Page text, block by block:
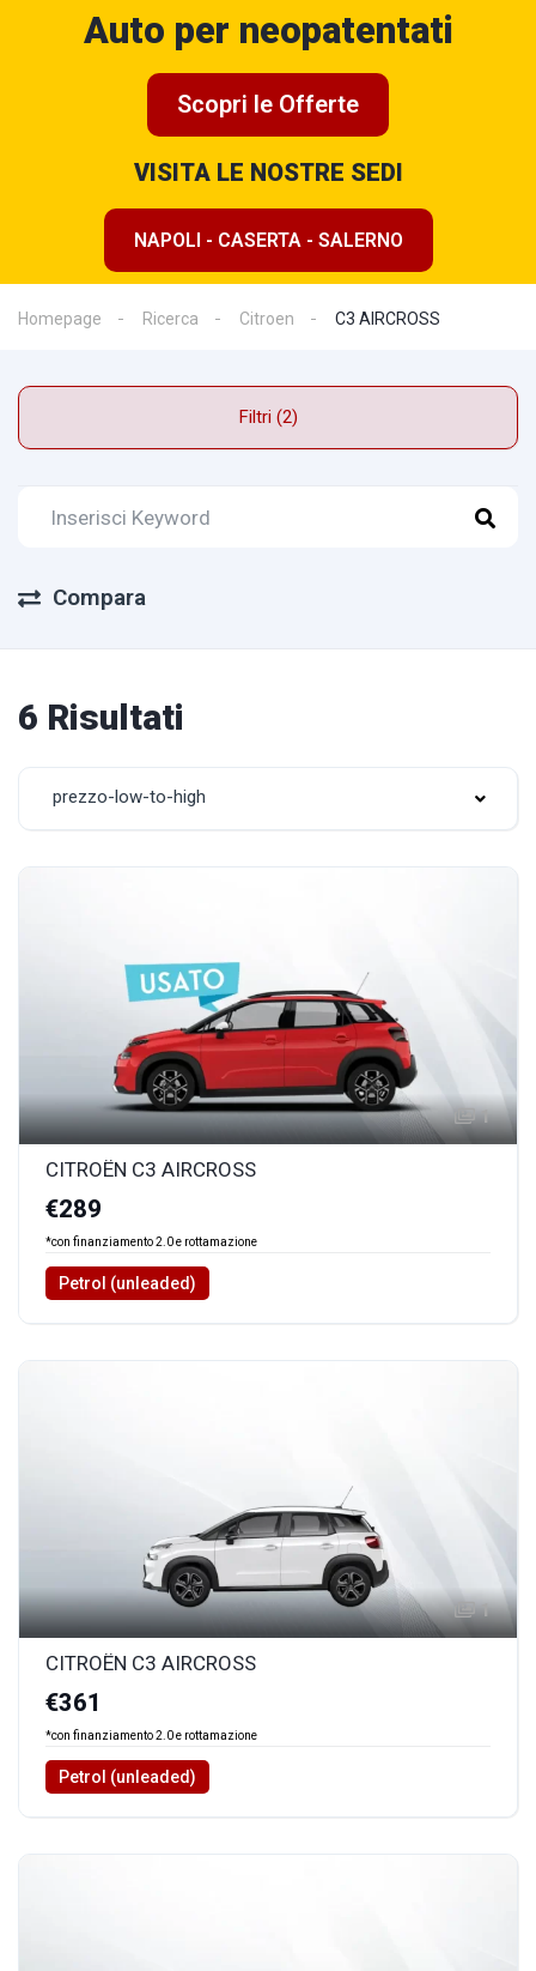
Auto per neopatentati
Scopri le Offerte
VISITA LE NOSTRE SEDI
NAPOLI - CASERTA - SALERNO
Homepage Ricerca Citroen C3 AIRCROSS
Filtri (2)
Compara
6 Risultati
prezzo-low-to-high
1
CITROËN C3 AIRCROSS
€289
*con finanziamento 2.0 e rottamazione
Petrol (unleaded)
1
CITROËN C3 AIRCROSS
€361
*con finanziamento 2.0 e rottamazione
Petrol (unleaded)